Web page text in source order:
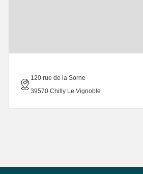
120 rue de la Sorne
39570 Chilly Le Vignoble